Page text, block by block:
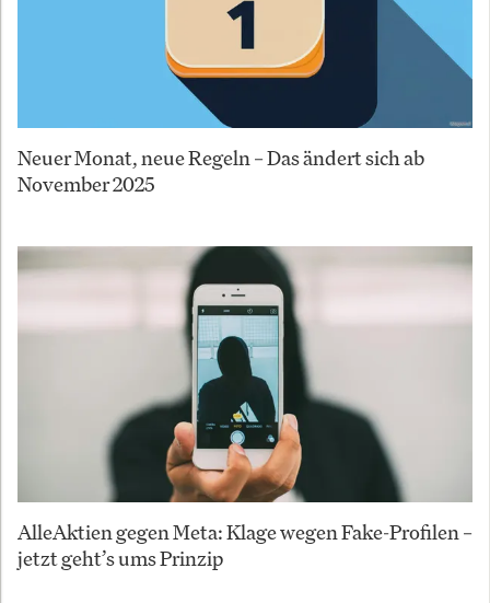
Neuer Monat, neue Regeln – Das ändert sich ab
November 2025
AlleAktien gegen Meta: Klage wegen Fake-Profilen –
jetzt geht’s ums Prinzip